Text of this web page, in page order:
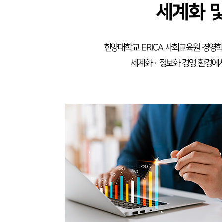
세계화
한양대학교 ERICA 사회교육원 경영
세계화 · 정보화 경영 환경